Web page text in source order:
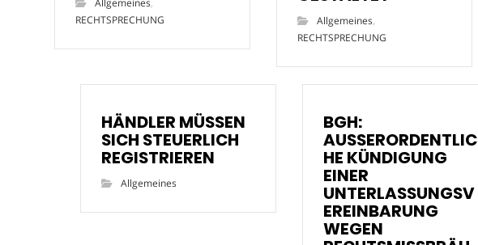
Allgemeines,
RECHTSPRECHUNG
Allgemeines,
RECHTSPRECHUNG
HÄNDLER MÜSSEN
SICH STEUERLICH
REGISTRIEREN
Allgemeines
BGH:
AUSSERORDENTLIC
HE KÜNDIGUNG
EINER
UNTERLASSUNGSV
EREINBARUNG
WEGEN